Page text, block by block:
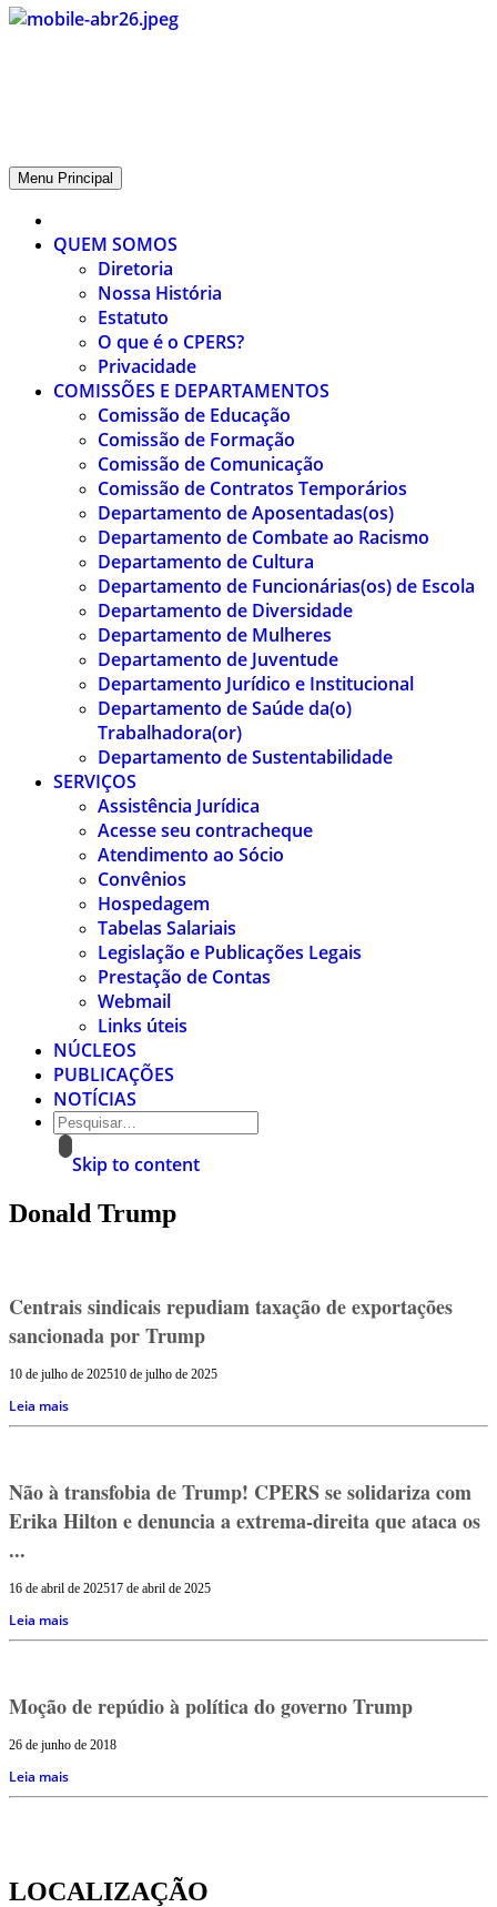
CPERS – Sindicato
CPERS – Sindicato dos Professores e Funcionários de escola do
Menu Principal
QUEM SOMOS
Diretoria
Nossa História
Estatuto
O que é o CPERS?
Privacidade
COMISSÕES E DEPARTAMENTOS
Comissão de Educação
Comissão de Formação
Comissão de Comunicação
Comissão de Contratos Temporários
Departamento de Aposentadas(os)
Departamento de Combate ao Racismo
Departamento de Cultura
Departamento de Funcionárias(os) de Escola
Departamento de Diversidade
Departamento de Mulheres
Departamento de Juventude
Departamento Jurídico e Institucional
Departamento de Saúde da(o)
Trabalhadora(or)
Departamento de Sustentabilidade
SERVIÇOS
Assistência Jurídica
Acesse seu contracheque
Atendimento ao Sócio
Convênios
Hospedagem
Tabelas Salariais
Legislação e Publicações Legais
Prestação de Contas
Webmail
Links úteis
NÚCLEOS
PUBLICAÇÕES
NOTÍCIAS
Skip to content
Donald Trump
Centrais sindicais repudiam taxação de exportações
sancionada por Trump
10 de julho de 202510 de julho de 2025
Leia mais
Não à transfobia de Trump! CPERS se solidariza com
Erika Hilton e denuncia a extrema-direita que ataca os
...
16 de abril de 202517 de abril de 2025
Leia mais
Moção de repúdio à política do governo Trump
26 de junho de 2018
Leia mais
LOCALIZAÇÃO